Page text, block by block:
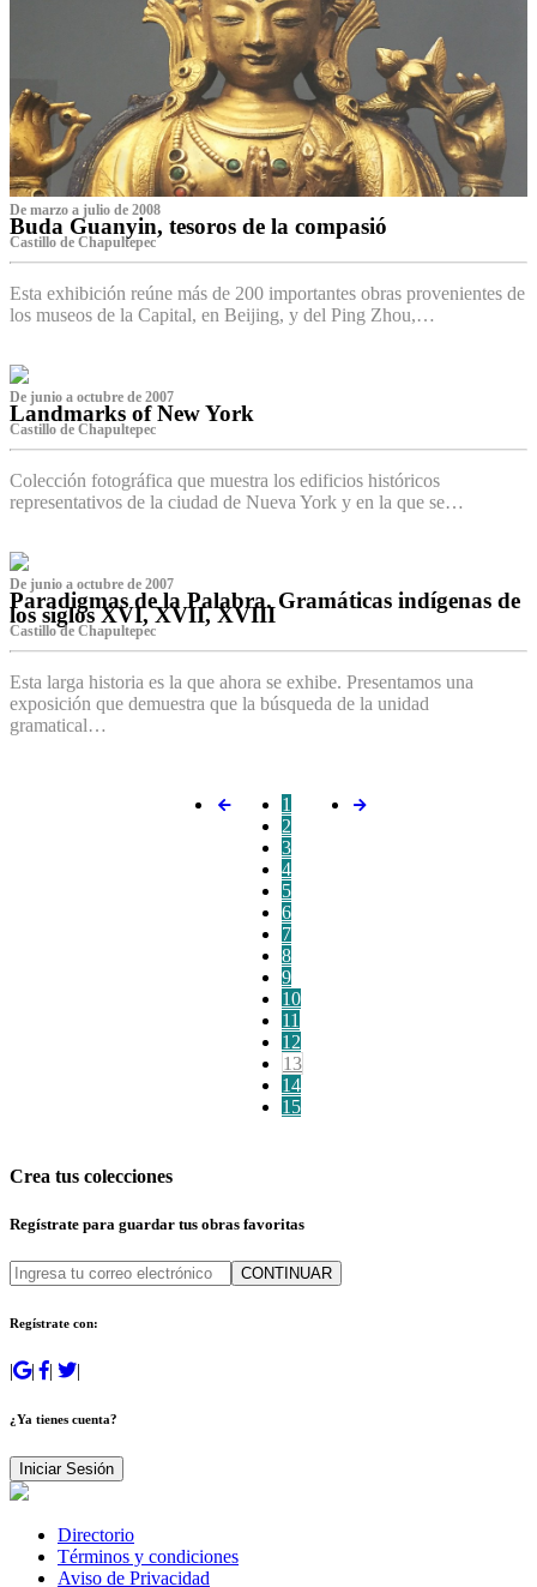
De marzo a julio de 2008
Buda Guanyin, tesoros de la compasió
Castillo de Chapultepec
Esta exhibición reúne más de 200 importantes obras provenientes de
los museos de la Capital, en Beijing, y del Ping Zhou,…
De junio a octubre de 2007
Landmarks of New York
Castillo de Chapultepec
Colección fotográfica que muestra los edificios históricos
representativos de la ciudad de Nueva York y en la que se…
De junio a octubre de 2007
Paradigmas de la Palabra. Gramáticas indígenas de
los siglos XVI, XVII, XVIII
Castillo de Chapultepec
Esta larga historia es la que ahora se exhibe. Presentamos una
exposición que demuestra que la búsqueda de la unidad
gramatical…
1
2
3
4
5
6
7
8
9
10
11
12
13
14
15
Crea tus colecciones
Regístrate para guardar tus obras favoritas
CONTINUAR
Regístrate con:
| | | |
¿Ya tienes cuenta?
Iniciar Sesión
Directorio
Términos y condiciones
Aviso de Privacidad